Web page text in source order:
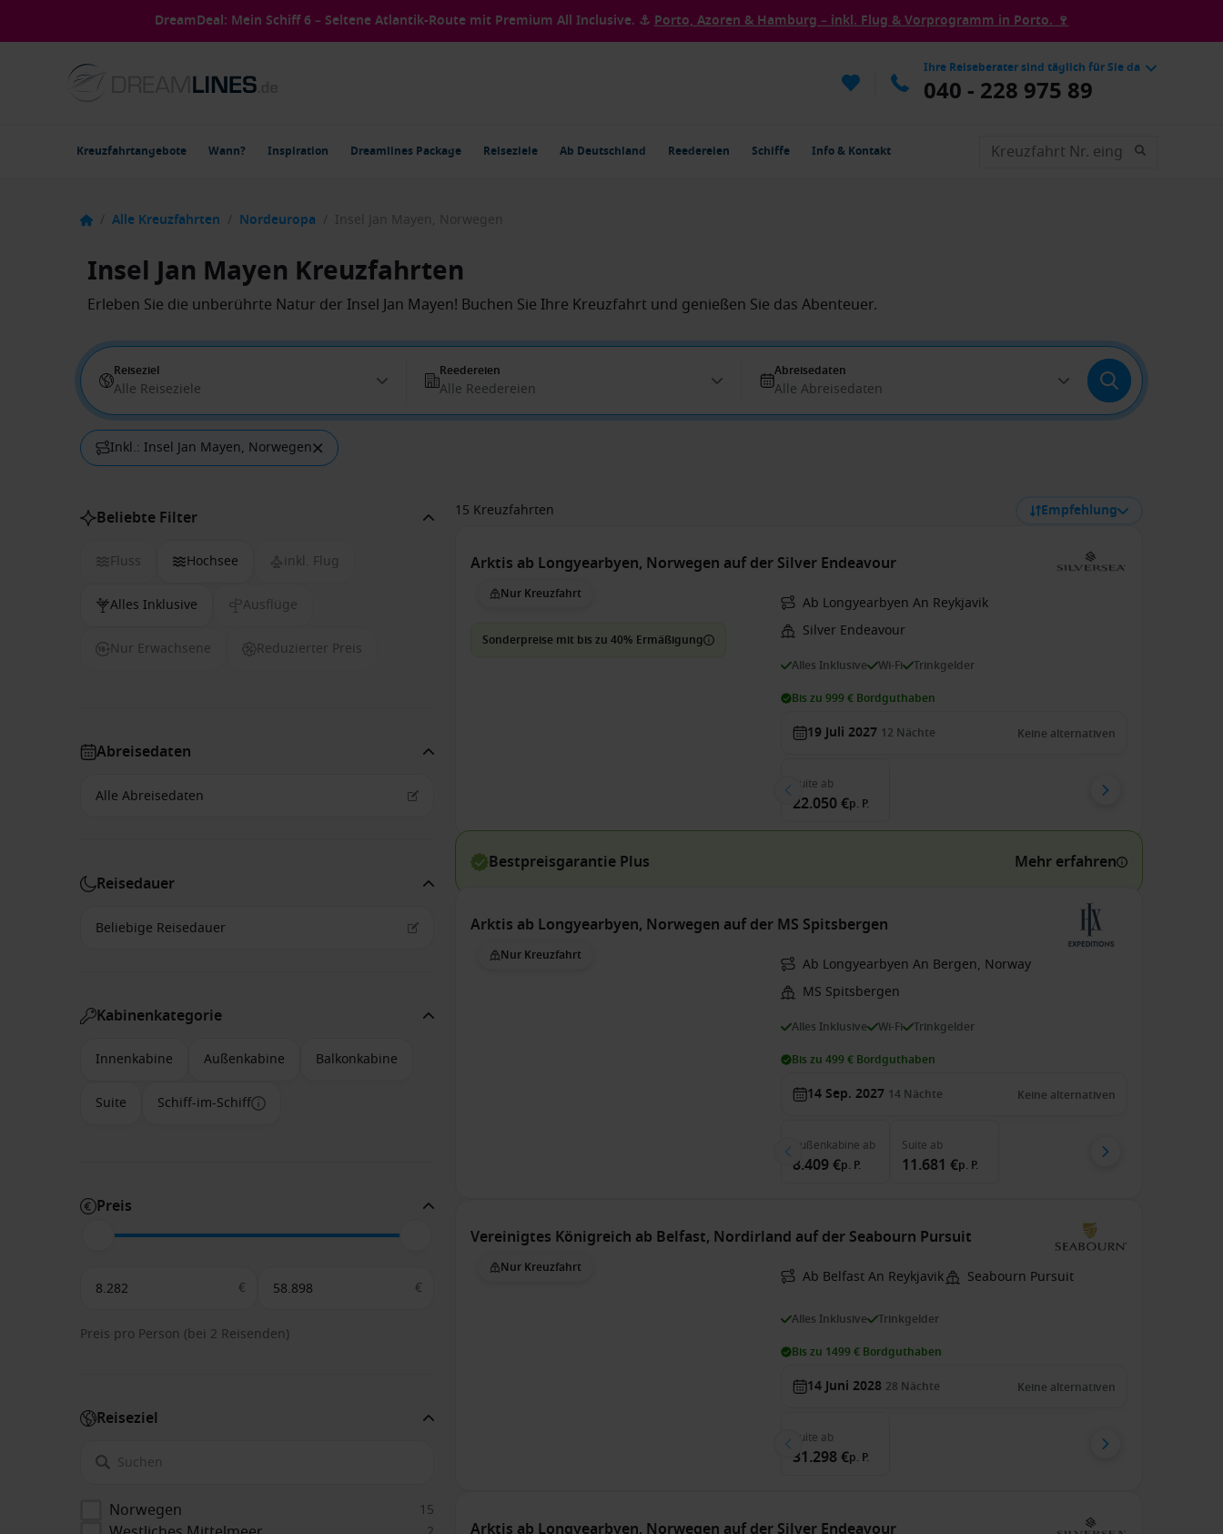
DreamDeal: Mein Schiff 6 – Seltene Atlantik-Route mit Premium All Inclusive. ⚓ Porto, Azoren & Hamburg – inkl. Flug & Vorprogramm in Porto. 🍷
Ihre Reiseberater sind täglich für Sie da
040 - 228 975 89
Kreuzfahrtangebote Wann? Inspiration Dreamlines Package Reiseziele Ab Deutschland Reedereien Schiffe Info & Kontakt
/ Alle Kreuzfahrten / Nordeuropa / Insel Jan Mayen, Norwegen
Insel Jan Mayen Kreuzfahrten
Erleben Sie die unberührte Natur der Insel Jan Mayen! Buchen Sie Ihre Kreuzfahrt und genießen Sie das Abenteuer.
Reiseziel
Alle Reiseziele
Reedereien
Alle Reedereien
Abreisedaten
Alle Abreisedaten
Inkl.: Insel Jan Mayen, Norwegen
Beliebte Filter
Fluss Hochsee inkl. Flug
Alles Inklusive Ausflüge
Nur Erwachsene Reduzierter Preis
Abreisedaten
Reisedauer
Kabinenkategorie
Innenkabine Außenkabine Balkonkabine
Suite Schiff-im-Schiff
Preis
€ €
Preis pro Person (bei 2 Reisenden)
Reiseziel
Norwegen 15
15 Kreuzfahrten Empfehlung
Arktis ab Longyearbyen, Norwegen auf der Silver Endeavour
Nur Kreuzfahrt
Sonderpreise mit bis zu 40% Ermäßigung
Ab Longyearbyen An Reykjavik
Silver Endeavour
Alles Inklusive Wi-Fi Trinkgelder
Bis zu 999 € Bordguthaben
19 Juli 2027 12 Nächte Keine alternativen
Suite ab
22.050 €p. P.
Bestpreisgarantie Plus Mehr erfahren
Arktis ab Longyearbyen, Norwegen auf der MS Spitsbergen
Nur Kreuzfahrt
Ab Longyearbyen An Bergen, Norway
MS Spitsbergen
Alles Inklusive Wi-Fi Trinkgelder
Bis zu 499 € Bordguthaben
14 Sep. 2027 14 Nächte Keine alternativen
Außenkabine ab
8.409 €p. P.
Suite ab
11.681 €p. P.
Vereinigtes Königreich ab Belfast, Nordirland auf der Seabourn Pursuit
Nur Kreuzfahrt Ab Belfast An Reykjavik Seabourn Pursuit
Alles Inklusive Trinkgelder
Bis zu 1499 € Bordguthaben
14 Juni 2028 28 Nächte Keine alternativen
Suite ab
31.298 €p. P.
Arktis ab Longyearbyen, Norwegen auf der Silver Endeavour